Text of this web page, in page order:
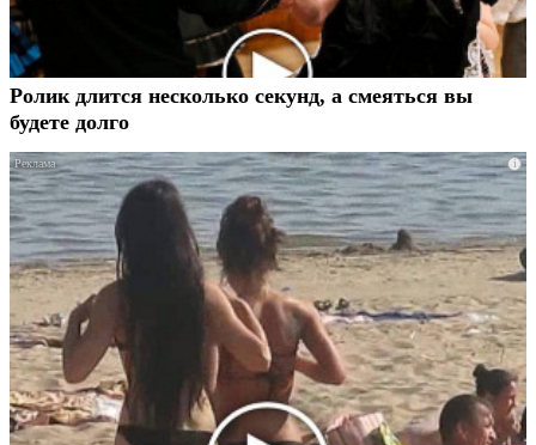
Ролик длится несколько секунд, а смеяться вы
будете долго
i